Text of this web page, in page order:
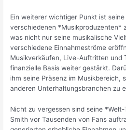
Ein weiterer wichtiger Punkt ist
verschiedenen *Musikproduzenten*
was nicht nur seine musikalische
verschiedene Einnahmeströme
Musikverkäufen, Live-Auftritten und
finanzielle Basis weiter gestärkt.
ihm seine Präsenz im Musikbereich,
anderen Unterhaltungsbranchen zu
Nicht zu vergessen sind seine *Welt-
Smith vor Tausenden von Fans